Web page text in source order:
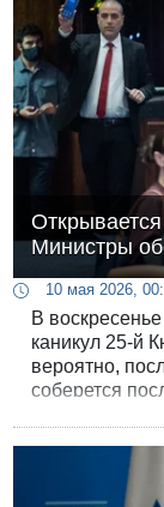
Министры
10 мая 2026,
В
каникул 25-й
вероятно,
соберется